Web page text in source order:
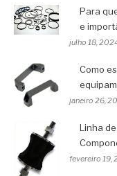
Para
e
julho 18,
Como
janeiro 26,
Linha
fevereiro 19,